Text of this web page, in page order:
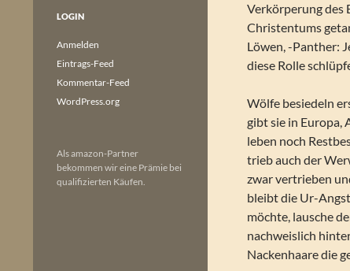
Verkörperung des
Christentums
Löwen, -Panther:
diese Rolle
Wölfe besiedeln
gibt sie in Europa,
leben noch
trieb auch der
zwar vertrieben
bleibt die Ur-
möchte, lausche
nachweislich
Nackenhaare die
LOGIN
Anmelden
Eintrags-Feed
Kommentar-Feed
WordPress.org
Als amazon-Partner
bekommen wir eine Prämie bei
qualifizierten Käufen.